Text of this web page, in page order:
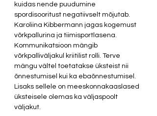
kuidas nende puudumine
spordisooritust negatiivselt mõjutab.
Karoliina Kibbermann jagas kogemust
võrkpallurina ja tiimisportlasena.
Kommunikatsioon mängib
võrkpalliväljakul kriitilist rolli. Terve
mängu vältel toetatakse üksteist nii
õnnestumisel kui ka ebaõnnestumisel.
Lisaks sellele on meeskonnakaaslased
üksteisele olemas ka väljaspoolt
väljakut.